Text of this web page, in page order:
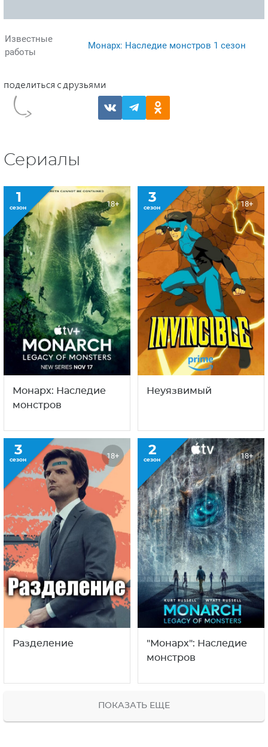
Известные
работы
Монарх: Наследие монстров 1 сезон
Сериалы
1
сезон 18+
Монарх: Наследие
монстров
3
сезон 18+
Неуязвимый
3
сезон 18+
Разделение
2
сезон 18+
"Монарх": Наследие
монстров
ПОКАЗАТЬ ЕЩЕ